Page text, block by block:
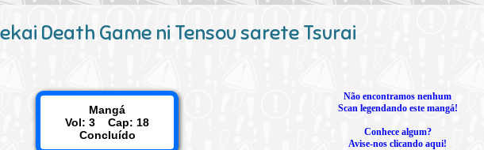
Death Game ni Tensou sarete Tsurai
Mangá
Vol: 3 Cap: 18
Concluído
Não encontramos nenhum
Scan legendando este mangá!
Conhece algum?
Avise-nos clicando aqui!